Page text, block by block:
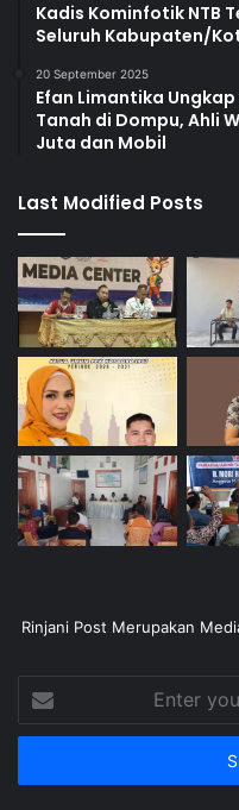
Kadis Kominfotik NTB
Seluruh Kabupaten/
20 September 2025
Efan Limantika
Tanah di Dompu, Ahli
Juta dan Mobil
Last Modified Posts
Rinjani Post Merupakan
your
Email